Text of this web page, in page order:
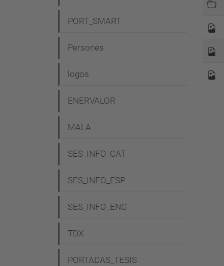
PORT_SMART
Persones
logos
ENERVALOR
MALA
SES_INFO_CAT
SES_INFO_ESP
SES_INFO_ENG
TDX
PORTADAS_TESIS